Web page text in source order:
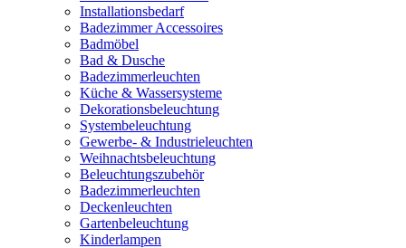
Installationsbedarf
Badezimmer Accessoires
Badmöbel
Bad & Dusche
Badezimmerleuchten
Küche & Wassersysteme
Dekorationsbeleuchtung
Systembeleuchtung
Gewerbe- & Industrieleuchten
Weihnachtsbeleuchtung
Beleuchtungszubehör
Badezimmerleuchten
Deckenleuchten
Gartenbeleuchtung
Kinderlampen